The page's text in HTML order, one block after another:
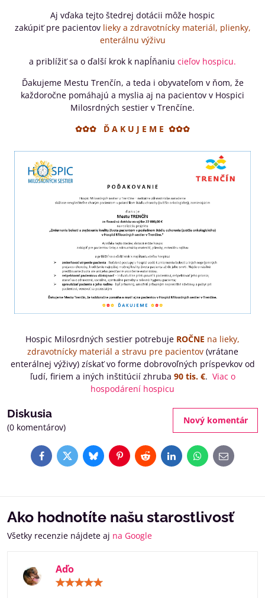
Aj vďaka tejto štedrej dotácii môže hospic
zakúpiť pre pacientov lieky a zdravotnícky materiál, plienky,
enterálnu výživu
a priblížiť sa o ďalší krok k napĺňaniu cieľov hospicu.
Ďakujeme Mestu Trenčín, a teda i obyvateľom v ňom, že
každoročne pomáhajú a myslia aj na pacientov v Hospici
Milosrdných sestier v Trenčíne.
✿✿✿ Ď A K U J E M E ✿✿✿
Hospic Milosrdných sestier potrebuje ROČNE na lieky,
zdravotnícky materiál a stravu pre pacientov(vrátane
enterálnej výživy) získať vo forme dobrovoľných príspevkov od
ľudí, firiem a iných inštitúcií zhruba 90 tis. €. Viac o
hospodárení hospicu
Diskusia
(0 komentárov)
Nový komentár
FacebookTwitterBlueskyPinterestRedditLinkedInWhatsApp
E-
mail
Ako hodnotíte našu starostlivosť
Všetky recenzie nájdete aj na Google
Aďo